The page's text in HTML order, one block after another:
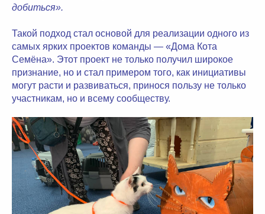
добиться».
Такой подход стал основой для реализации одного из
самых ярких проектов команды — «Дома Кота
Семёна». Этот проект не только получил широкое
признание, но и стал примером того, как инициативы
могут расти и развиваться, принося пользу не только
участникам, но и всему сообществу.